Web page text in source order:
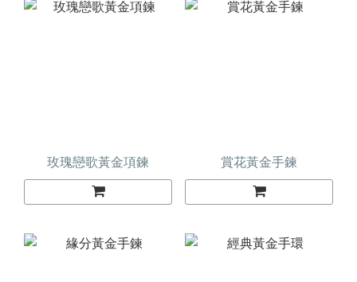
玫瑰戀歌黃金項鍊 賞花黃金手鍊